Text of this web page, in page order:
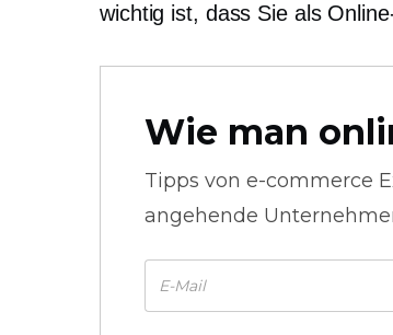
wichtig ist, dass Sie als
Wie man
Tipps von e-commerce
angehende